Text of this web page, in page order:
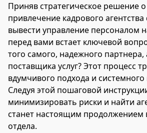
Приняв стратегическое решение
привлечение кадрового
вывести управление персоналом
перед вами встает ключевой
того самого, надежного партнера,
поставщика услуг? Этот процесс
вдумчивого подхода и
Следуя этой пошаговой
минимизировать риски и найти
станет настоящим продолжением
отдела.